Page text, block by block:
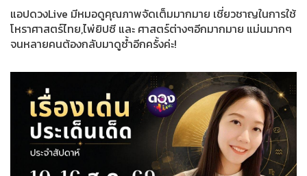
แอปดวงLive มีหมอดูคุณภาพจัดเต็มมากมาย เชี่ยวชาญในการใช้
โหราศาสตร์ไทย,ไพ่ยิปซี และ ศาสตร์ต่างๆอีกมากมาย แม่นมากๆ
จนหลายคนต้องกลับมาดูซ้ำอีกครั้งค่ะ!